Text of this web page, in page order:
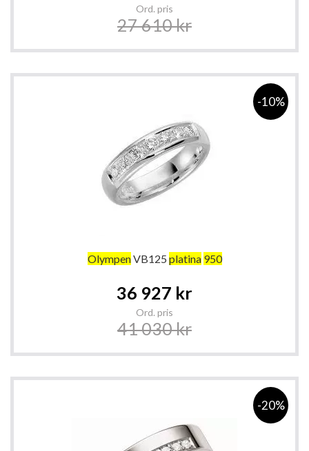
Ord. pris
27 610 kr
-10%
OlympenVB125 platina 950
36 927 kr
Ord. pris
41 030 kr
-20%